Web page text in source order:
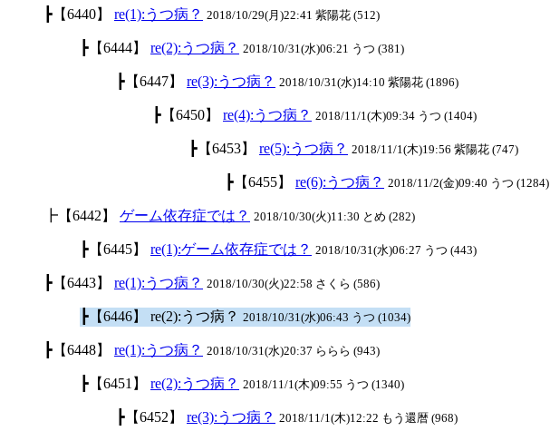
┣【6440】 re(1):うつ病？ 2018/10/29(月)22:41 紫陽花 (512)
┣【6444】 re(2):うつ病？ 2018/10/31(水)06:21 うつ (381)
┣【6447】 re(3):うつ病？ 2018/10/31(水)14:10 紫陽花 (1896)
┣【6450】 re(4):うつ病？ 2018/11/1(木)09:34 うつ (1404)
┣【6453】 re(5):うつ病？ 2018/11/1(木)19:56 紫陽花 (747)
┣【6455】 re(6):うつ病？ 2018/11/2(金)09:40 うつ (1284)
┣【6442】 ゲーム依存症では？ 2018/10/30(火)11:30 とめ (282)
┣【6445】 re(1):ゲーム依存症では？ 2018/10/31(水)06:27 うつ (443)
┣【6443】 re(1):うつ病？ 2018/10/30(火)22:58 さくら (586)
┣【6446】 re(2):うつ病？ 2018/10/31(水)06:43 うつ (1034)
┣【6448】 re(1):うつ病？ 2018/10/31(水)20:37 ららら (943)
┣【6451】 re(2):うつ病？ 2018/11/1(木)09:55 うつ (1340)
┣【6452】 re(3):うつ病？ 2018/11/1(木)12:22 もう還暦 (968)